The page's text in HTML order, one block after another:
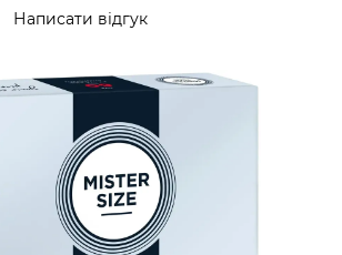
Написати відгук